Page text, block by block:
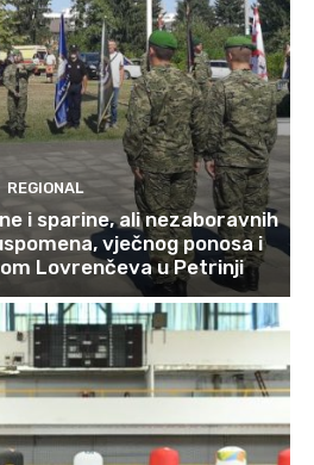
REGIONAL
i sparine, ali nezaboravnih
vječnog ponosa i
Lovrenčeva u Petrinji